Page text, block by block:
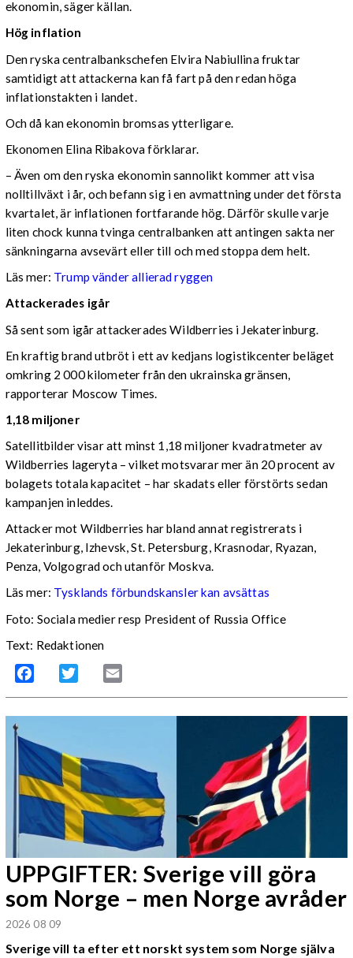
ekonomin, säger källan.
Hög inflation
Den ryska centralbankschefen Elvira Nabiullina fruktar
samtidigt att attackerna kan få fart på den redan höga
inflationstakten i landet.
Och då kan ekonomin bromsas ytterligare.
Ekonomen Elina Ribakova förklarar.
– Även om den ryska ekonomin sannolikt kommer att visa
nolltillväxt i år, och befann sig i en avmattning under det första
kvartalet, är inflationen fortfarande hög. Därför skulle varje
liten chock kunna tvinga centralbanken att antingen sakta ner
sänkningarna avsevärt eller till och med stoppa dem helt.
Läs mer: Trump vänder allierad ryggen
Attackerades igår
Så sent som igår attackerades Wildberries i Jekaterinburg.
En kraftig brand utbröt i ett av kedjans logistikcenter beläget
omkring 2 000 kilometer från den ukrainska gränsen,
rapporterar Moscow Times.
1,18 miljoner
Satellitbilder visar att minst 1,18 miljoner kvadratmeter av
Wildberries lageryta – vilket motsvarar mer än 20 procent av
bolagets totala kapacitet – har skadats eller förstörts sedan
kampanjen inleddes.
Attacker mot Wildberries har bland annat registrerats i
Jekaterinburg, Izhevsk, St. Petersburg, Krasnodar, Ryazan,
Penza, Volgograd och utanför Moskva.
Läs mer: Tysklands förbundskansler kan avsättas
Foto: Sociala medier resp President of Russia Office
Text: Redaktionen
Facebook Twitter
UPPGIFTER: Sverige vill göra
som Norge – men Norge avråder
2026 08 09
Sverige vill ta efter ett norskt system som Norge själva